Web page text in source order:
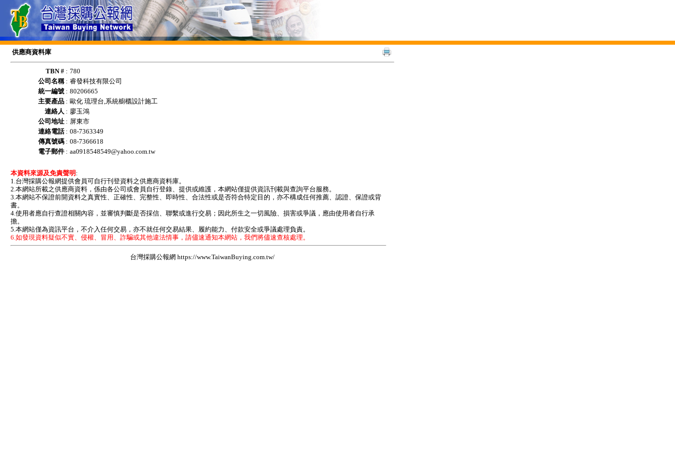
供應商資料庫
TBN # : 780
公司名稱: 睿發科技有限公司
統一編號 : 80206665
主要產品 : 歐化 琉理台,系統櫥櫃設計施工
連絡人 : 廖玉鴻
公司地址 : 屏東市
連絡電話: 08-7363349
傳真號碼 : 08-7366618
電子郵件 : aa0918548549@yahoo.com.tw
本資料來源及免責聲明 :
1.台灣採購公報網提供會員可自行刊登資料之供應商資料庫。
2.本網站所載之供應商資料，係由各公司或會員自行登錄、提供或維護，本網站僅提供資訊刊載與查詢平台服務。
3.本網站不保證前開資料之真實性、正確性、完整性、即時性、合法性或是否符合特定目的，亦不構成任何推薦、認證、保證或背
書。
4.使用者應自行查證相關內容，並審慎判斷是否採信、聯繫或進行交易；因此所生之一切風險、損害或爭議，應由使用者自行承
擔。
5.本網站僅為資訊平台，不介入任何交易，亦不就任何交易結果、履約能力、付款安全或爭議處理負責。
6.如發現資料疑似不實、侵權、冒用、詐騙或其他違法情事，請儘速通知本網站，我們將儘速查核處理。
台灣採購公報網 https://www.TaiwanBuying.com.tw/